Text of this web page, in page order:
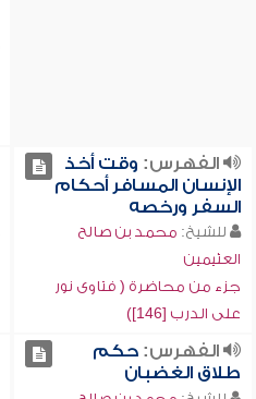
الفهرس: وقت أخذ
الإنسان المسافر أحكام
السفر ورخصه
للشيخ: محمد بن صالح
العثيمين
جزء من محاضرة ( فتاوى نور
على الدرب [146])
الفهرس:حكم
طلاق الغضبان